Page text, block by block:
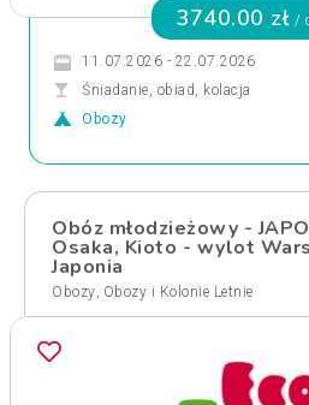
3740.00 zł /
11.07.2026 - 22.07.2026
Śniadanie, obiad, kolacja
Obozy
Obóz młodzieżowy -
Osaka, Kioto - wylot
Japonia
Obozy, Obozy i Kolonie Letnie